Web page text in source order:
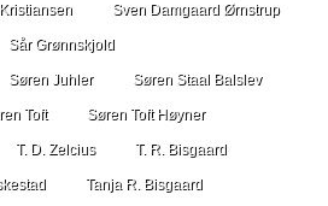
Sven Damgaard Ørnstrup
Sår Grønnskjold
Søren Juhler Søren Staal Balslev
Toft Søren Toft Høyner
T. D. Zelcius T. R. Bisgaard
Tanja R. Bisgaard